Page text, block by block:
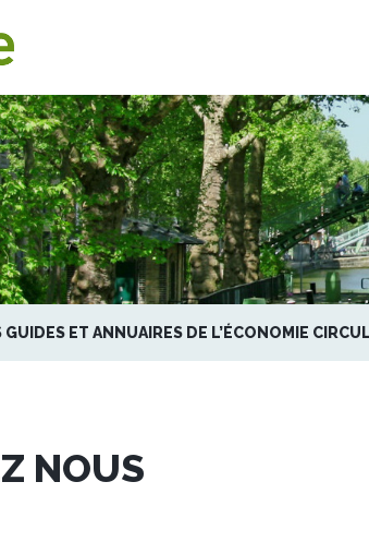
GUIDES ET ANNUAIRES DE L’ÉCONOMIE
NOUS